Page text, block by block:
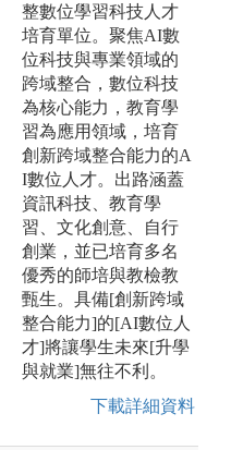
整數位學習科技人才
培育單位。聚焦AI數
位科技與專業領域的
跨域整合，數位科技
為核心能力，教育學
習為應用領域，培育
創新跨域整合能力的A
I數位人才。出路涵蓋
資訊科技、教育學
習、文化創意、自行
創業，並已培育多名
優秀的師培與教檢教
甄生。具備[創新跨域
整合能力]的[AI數位人
才]將讓學生未來[升學
與就業]無往不利。
下載詳細資料